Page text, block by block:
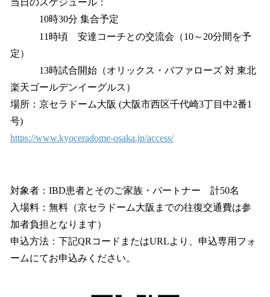
10時30分 集合予定
11時頃 安達コーチとの交流会（10～20分間を予
定）
13時試合開始（オリックス・バファローズ 対 東北
楽天ゴールデンイーグルス）
場所：京セラドーム大阪 (大阪市西区千代崎3丁目中2番1
号)
https://www.kyoceradome-osaka.jp/access/
対象者：IBD患者とそのご家族・パートナー 計50名
入場料：無料（京セラドーム大阪までの往復交通費は参
加者負担となります）
申込方法：下記QRコードまたはURLより、申込専用フォ
ームにてお申込みください。